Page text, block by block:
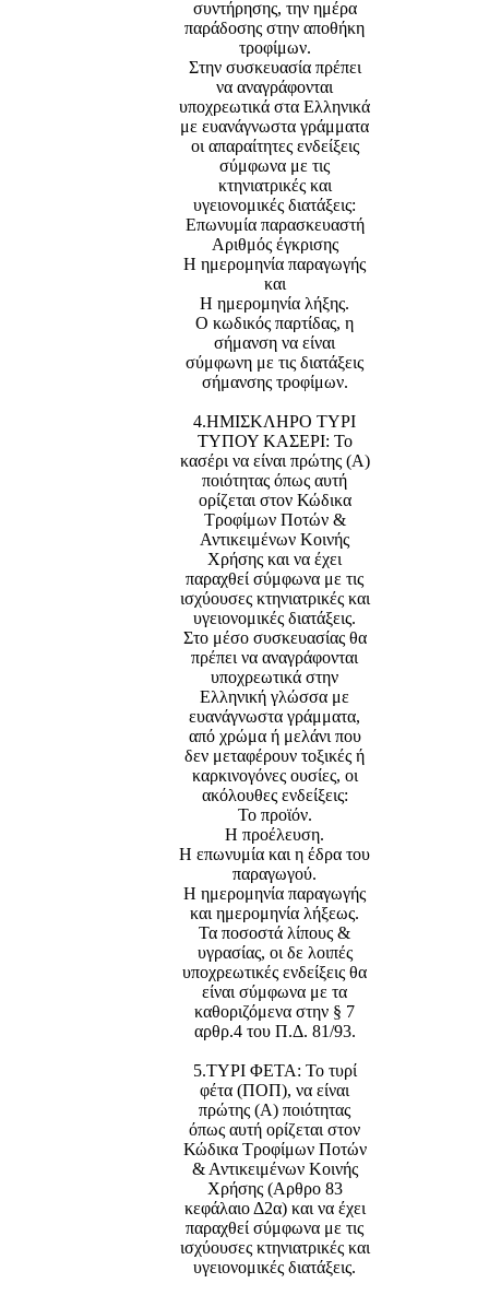
συντήρησης, την ημέρα
παράδοσης στην αποθήκη
τροφίμων.
Στην συσκευασία πρέπει
να αναγράφονται
υποχρεωτικά στα Ελληνικά
με ευανάγνωστα γράμματα
οι απαραίτητες ενδείξεις
σύμφωνα με τις
κτηνιατρικές και
υγειονομικές διατάξεις:
Επωνυμία παρασκευαστή
Αριθμός έγκρισης
Η ημερομηνία παραγωγής
και
Η ημερομηνία λήξης.
Ο κωδικός παρτίδας, η
σήμανση να είναι
σύμφωνη με τις διατάξεις
σήμανσης τροφίμων.
4.ΗΜΙΣΚΛΗΡΟ ΤΥΡΙ
ΤΥΠΟΥ ΚΑΣΕΡΙ: Το
κασέρι να είναι πρώτης (Α)
ποιότητας όπως αυτή
ορίζεται στον Κώδικα
Τροφίμων Ποτών &
Αντικειμένων Κοινής
Χρήσης και να έχει
παραχθεί σύμφωνα με τις
ισχύουσες κτηνιατρικές και
υγειονομικές διατάξεις.
Στο μέσο συσκευασίας θα
πρέπει να αναγράφονται
υποχρεωτικά στην
Ελληνική γλώσσα με
ευανάγνωστα γράμματα,
από χρώμα ή μελάνι που
δεν μεταφέρουν τοξικές ή
καρκινογόνες ουσίες, οι
ακόλουθες ενδείξεις:
Το προϊόν.
Η προέλευση.
Η επωνυμία και η έδρα του
παραγωγού.
Η ημερομηνία παραγωγής
και ημερομηνία λήξεως.
Τα ποσοστά λίπους &
υγρασίας, οι δε λοιπές
υποχρεωτικές ενδείξεις θα
είναι σύμφωνα με τα
καθοριζόμενα στην § 7
αρθρ.4 του Π.Δ. 81/93.
5.ΤΥΡΙ ΦΕΤΑ: Το τυρί
φέτα (ΠΟΠ), να είναι
πρώτης (Α) ποιότητας
όπως αυτή ορίζεται στον
Κώδικα Τροφίμων Ποτών
& Αντικειμένων Κοινής
Χρήσης (Αρθρο 83
κεφάλαιο Δ2α) και να έχει
παραχθεί σύμφωνα με τις
ισχύουσες κτηνιατρικές και
υγειονομικές διατάξεις.